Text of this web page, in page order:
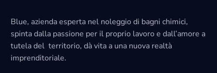
Blue, azienda esperta nel noleggio di bagni chimici,
spinta dalla passione per il proprio lavoro e dall’amore a
tutela del territorio, dà vita a una nuova realtà
imprenditoriale.